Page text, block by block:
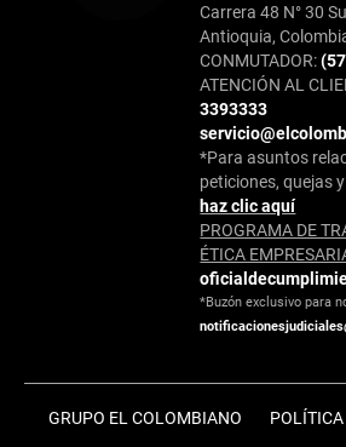
Carrera 48 N° 30
Antioquia,
CONMUTADOR:
ATENCIÓN AL
3393333
*Para asuntos
peticiones, quejas
haz clic aquí
PROGRAMA DE
ÉTICA
*Buzón exclusivo para
GRUPO EL COLOMBIANO